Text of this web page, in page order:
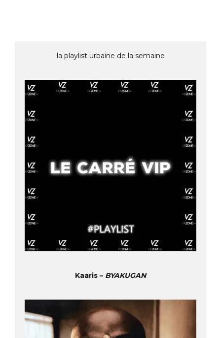
la playlist urbaine de la semaine
Kaaris – BYAKUGAN